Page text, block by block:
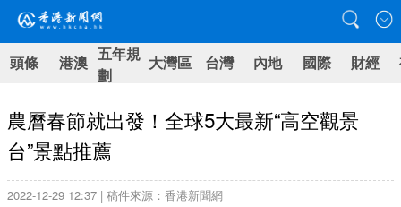
頭條 港澳 五年規
劃
大灣區 台灣 內地 國際 財經
農曆春節就出發！全球5大最新“高空觀景
台”景點推薦
2022-12-29 12:37 | 稿件來源：香港新聞網